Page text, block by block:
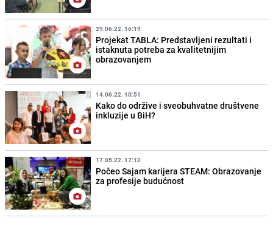
29.06.22. 16:19
Projekat TABLA: Predstavljeni rezultati i
istaknuta potreba za kvalitetnijim
obrazovanjem
14.06.22. 10:51
Kako do održive i sveobuhvatne društvene
inkluzije u BiH?
17.05.22. 17:12
Počeo Sajam karijera STEAM: Obrazovanje
za profesije budućnost